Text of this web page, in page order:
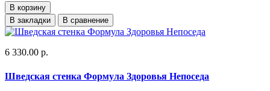
В корзину
В закладки
В сравнение
6 330.00 р.
Шведская стенка Формула Здоровья Непоседа